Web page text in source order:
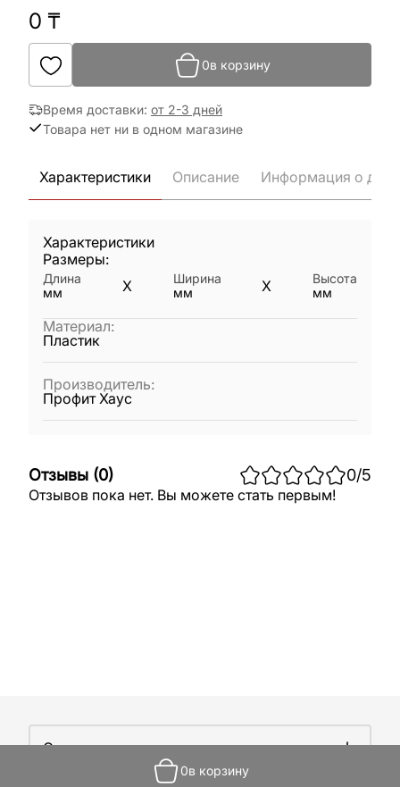
0 ₸
0в корзину
Время доставки: от 2-3 дней
Товара нет ни в одном магазине
0в корзину
Характеристики Описание Информация о
Характеристики
Размеры:
Длина
мм
X
Ширина
мм
X
Высота
мм
Материал:
Пластик
Производитель:
Профит Хаус
Отзывы (0) 0/5
Отзывов пока нет. Вы можете стать первым!
О компании